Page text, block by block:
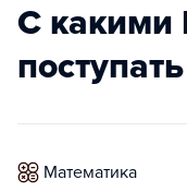
С
поступать
математика